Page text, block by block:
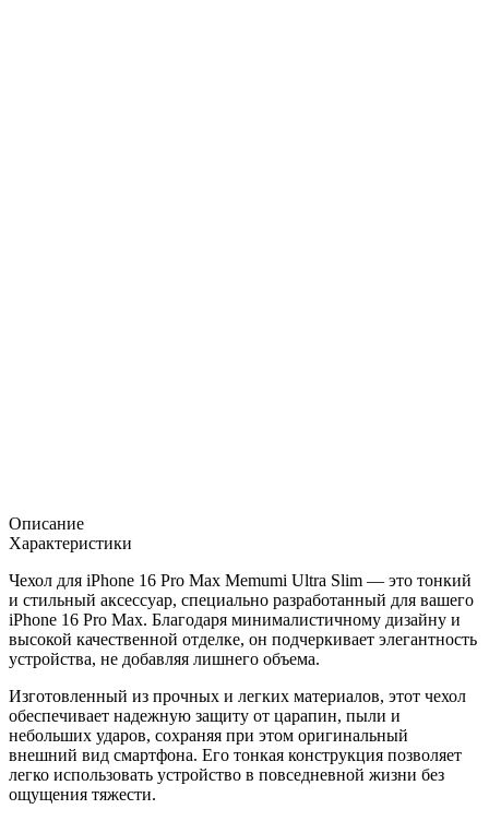
Описание
Характеристики
Чехол для iPhone 16 Pro Max Memumi Ultra Slim — это тонкий
и стильный аксессуар, специально разработанный для вашего
iPhone 16 Pro Max. Благодаря минималистичному дизайну и
высокой качественной отделке, он подчеркивает элегантность
устройства, не добавляя лишнего объема.
Изготовленный из прочных и легких материалов, этот чехол
обеспечивает надежную защиту от царапин, пыли и
небольших ударов, сохраняя при этом оригинальный
внешний вид смартфона. Его тонкая конструкция позволяет
легко использовать устройство в повседневной жизни без
ощущения тяжести.